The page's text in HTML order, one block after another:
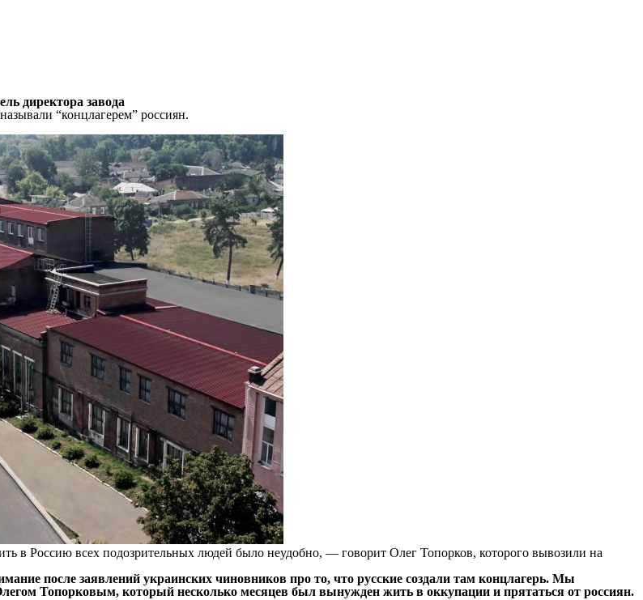
директора завода
“концлагерем” россиян.
в Россию всех подозрительных людей было неудобно, — говорит Олег Топорков, которого вывозили на
после заявлений украинских чиновников про то, что русские создали там концлагерь. Мы
Топорковым, который несколько месяцев был вынужден жить в оккупации и прятаться от россиян.